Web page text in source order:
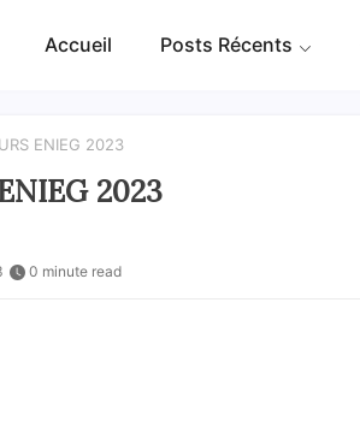
Accueil Posts Récents
ENIEG 2023
2023
0 minute read